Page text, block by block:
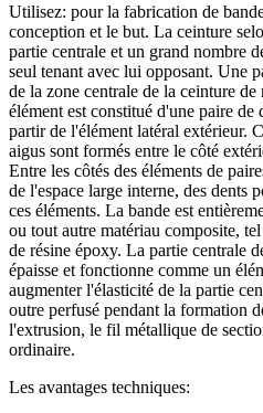
Utilisez: pour la fabrication de
conception et le but. La ceinture
partie centrale et un grand nombre
seul tenant avec lui opposant. Une
de la zone centrale de la ceinture
élément est constitué d'une paire de
partir de l'élément latéral extérieur.
aigus sont formés entre le côté
Entre les côtés des éléments de
de l'espace large interne, des dents
ces éléments. La bande est
ou tout autre matériau composite,
de résine époxy. La partie centrale
épaisse et fonctionne comme un
augmenter l'élasticité de la partie
outre perfusé pendant la formation
l'extrusion, le fil métallique de
ordinaire.
Les avantages techniques: